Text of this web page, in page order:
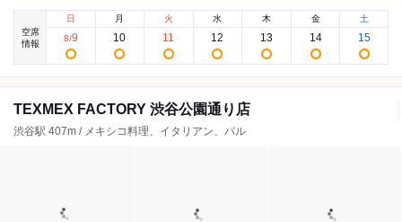
空席
情報
日
8/9
月
10
火
11
水
12
木
13
金
14
土
15
TEXMEX FACTORY 渋谷公園通り店
渋谷駅 407m / メキシコ料理、イタリアン、バル